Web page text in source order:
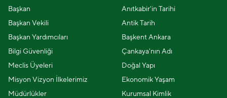
Başkan
Başkan Vekili
Başkan Yardımcıları
Bilgi Güvenliği
Meclis Üyeleri
Misyon Vizyon İlkelerimiz
Müdürlükler
Anıtkabir'in Tarihi
Antik Tarih
Başkent Ankara
Çankaya'nın Adı
Doğal Yapı
Ekonomik Yaşam
Kurumsal Kimlik